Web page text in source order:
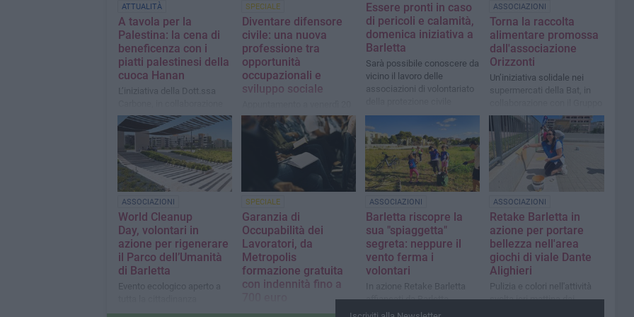
ATTUALITÀ
A tavola per la
Palestina: la cena di
beneficenza con i
piatti palestinesi della
cuoca Hanan
L’iniziativa della Dott.ssa
con la Caritas di Barletta,
per aiutare le famiglie di
SPECIALE
Diventare difensore
civile: una nuova
professione tra
opportunità
occupazionali e
sviluppo sociale
febbraio, nella Sala San
Luigi di Trani, con l’evento di
presentazione
Essere pronti in caso
di pericoli e calamità,
domenica iniziativa a
Barletta
Sarà possibile conoscere da
vicino il lavoro delle
associazioni di volontariato
ASSOCIAZIONI
Torna la raccolta
alimentare promossa
dall'associazione
Orizzonti
Un’iniziativa solidale nei
supermercati della Bat, in
Megamark
ASSOCIAZIONI
World Cleanup
Day, volontari in
azione per rigenerare
il Parco dell’Umanità
di Barletta
Evento ecologico aperto a
SPECIALE
Garanzia di
Occupabilità dei
Lavoratori, da
Metropolis
formazione gratuita
con indennità fino a
Al via 50 percorsi di
ASSOCIAZIONI
Barletta riscopre la
sua "spiaggetta"
segreta: neppure il
vento ferma i
volontari
In azione Retake Barletta
affiancati da Barletta
Sportiva per ripulire l'area
ASSOCIAZIONI
Retake Barletta in
azione per portare
bellezza nell'area
giochi di viale Dante
Alighieri
Pulizia e colori nell'attività
svolta ieri mattina dai